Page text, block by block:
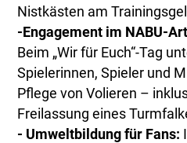
Nistkästen am
-Engagement im NABU-
Beim „Wir für Euch“-Tag
Spielerinnen, Spieler und
Pflege von Volieren –
Freilassung eines
- Umweltbildung für Fans: